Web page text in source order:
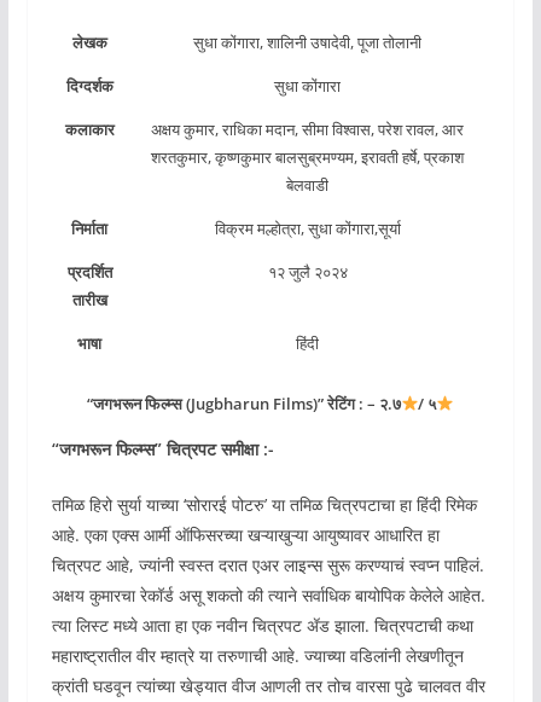
लेखक
सुधा कोंगारा, शालिनी उषादेवी, पूजा तोलानी
दिग्दर्शक
सुधा कोंगारा
कलाकार
अक्षय कुमार, राधिका मदान, सीमा विश्वास, परेश रावल, आर
शरतकुमार, कृष्णकुमार बालसुब्रमण्यम, इरावती हर्षे, प्रकाश
बेलवाडी
निर्माता
विक्रम मल्होत्रा, सुधा कोंगारा,सूर्या
प्रदर्शित
तारीख
१२ जुलै २०२४
भाषा हिंदी
“जगभरून फिल्म्स (Jugbharun Films)” रेटिंग : – २.७ / ५
“जगभरून फिल्म्स” चित्रपट समीक्षा :-
तमिळ हिरो सुर्या याच्या ‘सोरारई पोटरु’ या तमिळ चित्रपटाचा हा हिंदी रिमेक
आहे. एका एक्स आर्मी ऑफिसरच्या खऱ्याखुऱ्या आयुष्यावर आधारित हा
चित्रपट आहे, ज्यांनी स्वस्त दरात एअर लाइन्स सुरू करण्याचं स्वप्न पाहिलं.
अक्षय कुमारचा रेकॉर्ड असू शकतो की त्याने सर्वाधिक बायोपिक केलेले आहेत.
त्या लिस्ट मध्ये आता हा एक नवीन चित्रपट ॲड झाला. चित्रपटाची कथा
महाराष्ट्रातील वीर म्हात्रे या तरुणाची आहे. ज्याच्या वडिलांनी लेखणीतून
क्रांती घडवून त्यांच्या खेड्यात वीज आणली तर तोच वारसा पुढे चालवत वीर